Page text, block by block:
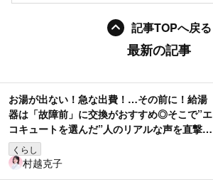
記事TOPへ戻る
最新の記事
お湯が出ない！急な出費！…その前に！給湯
器は「故障前」に交換がおすすめ◎そこで”エ
コキュートを選んだ”人のリアルな声を直撃取
材！
くらし
村越克子